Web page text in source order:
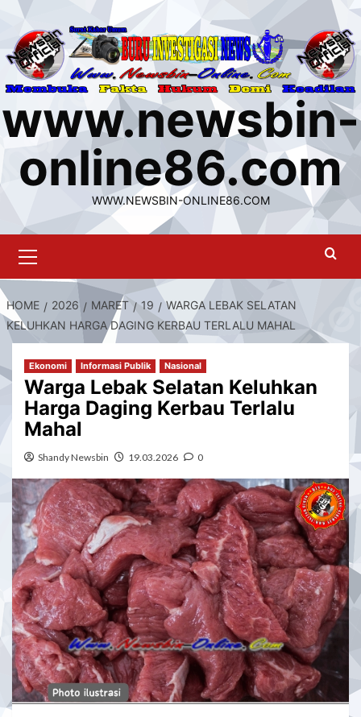
Skip
content
www.newsbin-
online86.com
WWW.NEWSBIN-ONLINE86.COM
Menu
HOME 2026 MARET 19
WARGA LEBAK SELATAN
KELUHKAN HARGA DAGING KERBAU TERLALU MAHAL
Ekonomi Informasi Publik Nasional
Warga Lebak Selatan Keluhkan
Harga Daging Kerbau Terlalu
Mahal
Shandy Newsbin 19.03.2026 0